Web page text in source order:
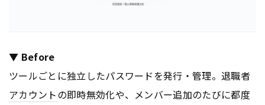
▼ Before
ツールごとに独立したパスワードを発行・管理。退職者
アカウントの即時無効化や、メンバー追加のたびに都度